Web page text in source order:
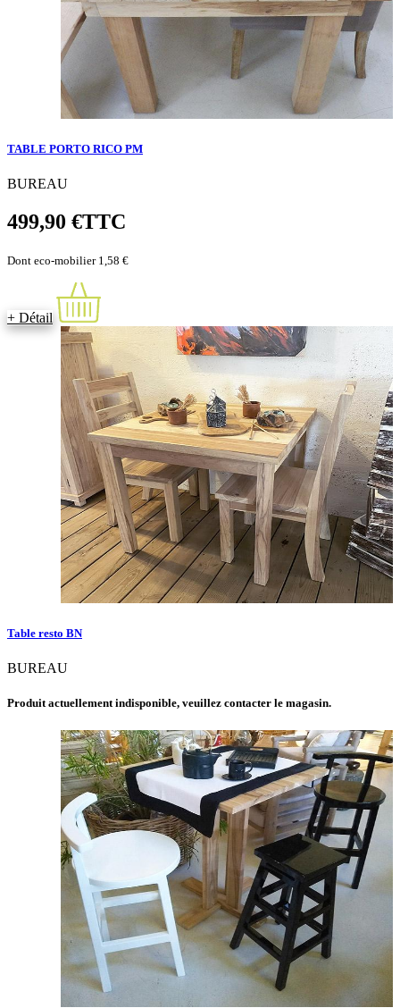
TABLE PORTO RICO PM
BUREAU
499,90 €TTC
Dont eco-mobilier 1,58 €
+ Détail
Table resto BN
BUREAU
Produit actuellement indisponible, veuillez contacter le magasin.